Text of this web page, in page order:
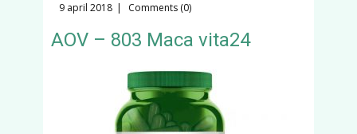
9 april 2018 Comments (0)
AOV – 803 Maca vita24